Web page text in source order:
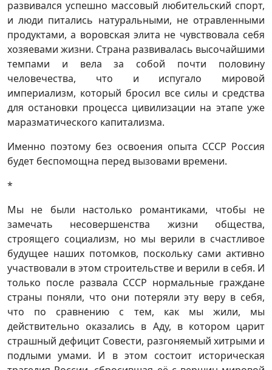
развивался успешно массовый любительский спорт,
и люди питались натуральными, не отравленными
продуктами, а воровская элита не чувствовала себя
хозяевами жизни. Страна развивалась высочайшими
темпами и вела за собой почти половину
человечества, что и испугало мировой
империализм, который бросил все силы и средства
для остановки процесса цивилизации на этапе уже
маразматического капитализма.
Именно поэтому без освоения опыта СССР Россия
будет беспомощна перед вызовами времени.
*
Мы не были настолько романтиками, чтобы не
замечать несовершенства жизни общества,
строящего социализм, но мы верили в счастливое
будущее наших потомков, поскольку сами активно
участвовали в этом строительстве и верили в себя. И
только после развала СССР нормальные граждане
страны поняли, что они потеряли эту веру в себя,
что по сравнению с тем, как мы жили, мы
действительно оказались в Аду, в котором царит
страшный дефицит Совести, разгоняемый хитрыми и
подлыми умами. И в этом состоит историческая